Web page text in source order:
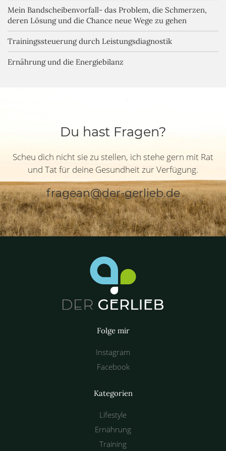
Mein Bandscheibenvorfall- das Problem, die Schmerzen,
deren Lösung und die Chance neue Wege zu gehen
Trainingssteuerung durch Leistungsdiagnostik
Ernährung und die Energiebilanz
Du hast Fragen?
Scheu dich nicht sie zu stellen, ich stehe gern mit Rat
und Tat für deine Gesundheit zur Verfügung.
fragean@der-gerlieb.de
Folge mir
Instagram
Facebook
Kategorien
Lifestyle
Ernährung
Training